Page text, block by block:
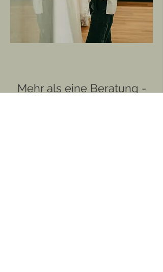
Mehr als eine Beratung -